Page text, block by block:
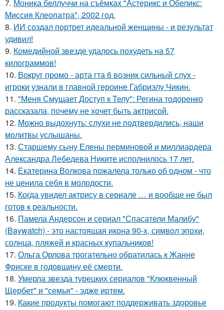
7. Моника беллуччи на съёмках "Астерикс и Обеликс:
Миссия Клеопатра", 2002 год.
8. ИИ создал портрет идеальной женщины - и результат
удивил!
9. Комедийной звезде удалось похудеть на 57
килограммов!
10. Вокруг промо - арта гта 6 возник сильный слух -
игроки узнали в главной героине Габриэлу Чикин.
11. "Меня Смущает Доступ к Телу": Регина тодоренко
рассказала, почему не хочет быть актрисой.
12. Можно выдохнуть: слухи не подтвердились, наши
молитвы услышаны.
13. Старшему сыну Елены перминовой и миллиардера
Александра Лебедева Никите исполнилось 17 лет.
14. Екатерина Волкова пожалела только об одном - что
не ценила себя в молодости.
15. Когда увидел актрису в сериале … и вообще не был
готов к реальности.
16. Памела Андерсон и сериал "Спасатели Малибу"
(Baywatch) - это настоящая икона 90-х, символ эпохи,
солнца, пляжей и красных купальников!
17. Ольга Орлова трогательно обратилась к Жанне
Фриске в годовщину её смерти.
18. Умерла звезда турецких сериалов "Клюквенный
Щербет" и "семья" - эдже иртем.
19. Какие продукты помогают поддерживать здоровье